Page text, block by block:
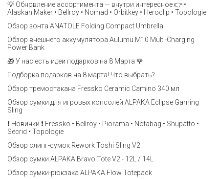
💡 Обновление ассортимента — внутри интересное 👉 •
Alaskan Maker • Bellroy • Nomad • Orbitkey • Heroclip • Topologie
Обзор зонта ANATOLE Folding Compact Umbrella
Обзор внешнего аккумулятора Aulumu M10 Multi-Charging
Power Bank
🎁 У нас есть идеи подарков на 8 Марта 🌹
Подборка подарков на 8 марта! Что выбрать?
Обзор тремостакана Fressko Ceramic Camino 340 мл
Обзор сумки для игровых консолей ALPAKA Eclipse Gaming
Sling
❗️ Новинки ❗️ Fressko • Bellroy • Piorama • Notabag • Shupatto •
Secrid • Topologie
Обзор слинг-сумок Rework Toshi Sling V2
Обзор сумки ALPAKA Bravo Tote V2 - 12L / 14L
Обзор сумки-рюкзака ALPAKA Flow Totepack